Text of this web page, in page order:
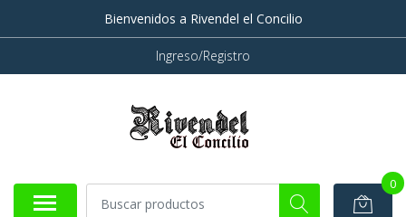
Bienvenidos a Rivendel el Concilio
Ingreso/Registro
0